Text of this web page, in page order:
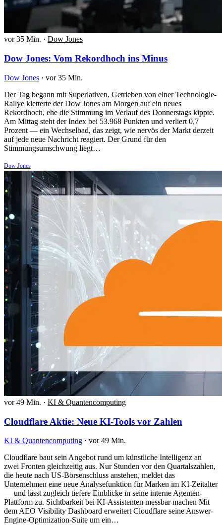
vor 35 Min. · Dow Jones
Dow Jones: Vom Rekordhoch ins Minus
Dow Jones · vor 35 Min.
Der Tag begann mit Superlativen. Getrieben von einer Technologie-
Rallye kletterte der Dow Jones am Morgen auf ein neues
Rekordhoch, ehe die Stimmung im Verlauf des Donnerstags kippte.
Am Mittag steht der Index bei 53.968 Punkten und verliert 0,7
Prozent — ein Wechselbad, das zeigt, wie nervös der Markt derzeit
auf jede neue Nachricht reagiert. Der Grund für den
Stimmungsumschwung liegt…
Dow Jones
vor 49 Min. · KI & Quantencomputing
Cloudflare Aktie: Neue KI-Tools vor Zahlen
KI & Quantencomputing · vor 49 Min.
Cloudflare baut sein Angebot rund um künstliche Intelligenz an
zwei Fronten gleichzeitig aus. Nur Stunden vor den Quartalszahlen,
die heute nach US-Börsenschluss anstehen, meldet das
Unternehmen eine neue Analysefunktion für Marken im KI-Zeitalter
— und lässt zugleich tiefere Einblicke in seine interne Agenten-
Plattform zu. Sichtbarkeit bei KI-Assistenten messbar machen Mit
dem AEO Visibility Dashboard erweitert Cloudflare seine Answer-
Engine-Optimization-Suite um ein…